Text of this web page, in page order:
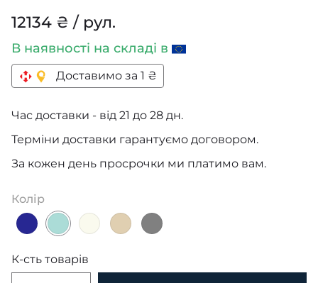
12134 ₴ / рул.
В наявності на складі в
Доставимо за 1 ₴
Час доставки - від 21 до 28 дн.
Терміни доставки гарантуємо договором.
За кожен день просрочки ми платимо вам.
Колір
К-сть товарів